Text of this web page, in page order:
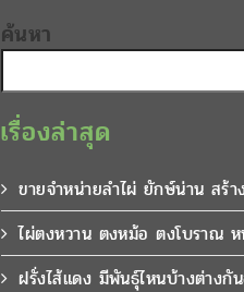
ค้นหา
เรื่องล่าสุด
ขายจำหน่ายลำไผ่ ยักษ์น่าน สร้
ไผ่ตงหวาน ตงหม้อ ตงโบราณ
ฝรั่งไส้แดง มีพันธุ์ไหนบ้างต่างกั